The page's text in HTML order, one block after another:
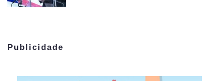
Publicidade